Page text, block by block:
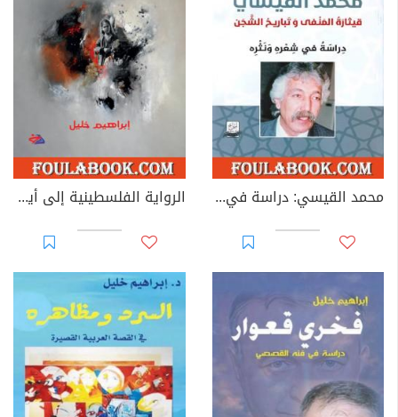
محمد القيسي: دراسة في شعره ونثره الرواية الفلسطينية إلى أين؟